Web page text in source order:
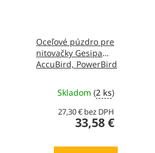
Oceľové púzdro pre
nitovačky Gesipa
AccuBird, PowerBird
Skladom (2 ks)
27,30 € bez DPH
33,58 €